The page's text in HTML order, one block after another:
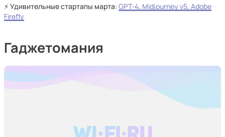
⚡ Удивительные стартапы марта: GPT-4, Midjourney v5, Adobe
Firefly
Гаджетомания